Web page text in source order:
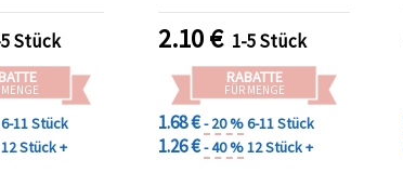
Stück
6-11 Stück
12 Stück +
2.10€ 1-5 Stück
RABATTE
FÜR MENGE
1.68 €- 20 %6-11 Stück
1.26 €- 40 %12 Stück +